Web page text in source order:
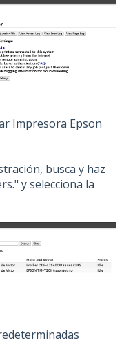
Impresora Epson
busca y haz
y selecciona la